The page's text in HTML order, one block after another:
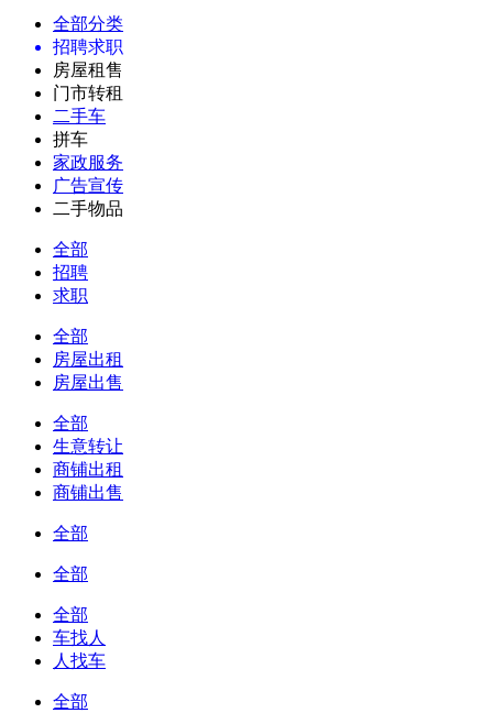
全部分类
招聘求职
房屋租售
门市转租
二手车
拼车
家政服务
广告宣传
二手物品
全部
招聘
求职
全部
房屋出租
房屋出售
全部
生意转让
商铺出租
商铺出售
全部
全部
全部
车找人
人找车
全部